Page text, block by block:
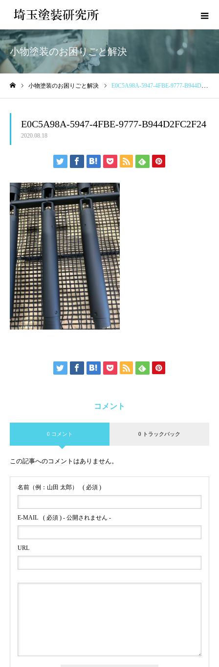
小物塗装のお困りごと解決
小物塗装のお困りごと解決 E0C5A98A-5947-4FBE-9777-B944D2FC2F24
E0C5A98A-5947-4FBE-9777-B944D2FC2F24
2020.08.18
コメント
0 コメント 0 トラックバック
この記事へのコメントはありません。
名前（例：山田 太郎） ( 必須 )
E-MAIL ( 必須 ) - 公開されません -
URL